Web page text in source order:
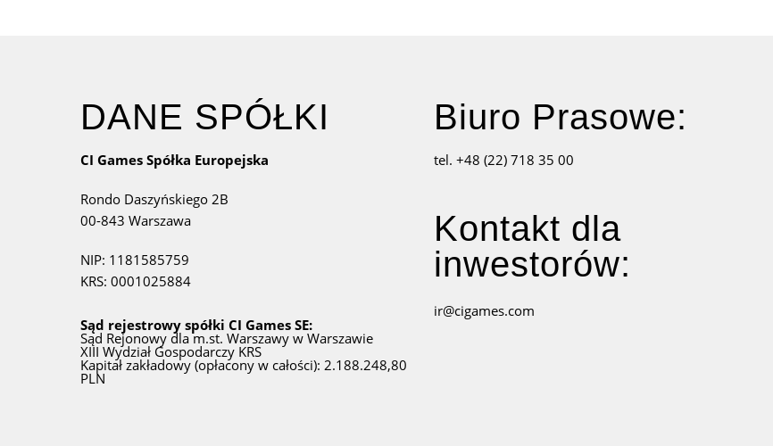
DANE SPÓŁKI
CI Games Spółka Europejska
Rondo Daszyńskiego 2B
00-843 Warszawa
NIP: 1181585759
KRS: 0001025884
Sąd rejestrowy spółki CI Games SE:
Sąd Rejonowy dla m.st. Warszawy w Warszawie
XIII Wydział Gospodarczy KRS
Kapitał zakładowy (opłacony w całości): 2.188.248,80
PLN
Biuro Prasowe:
tel. +48 (22) 718 35 00
Kontakt dla
inwestorów:
ir@cigames.com